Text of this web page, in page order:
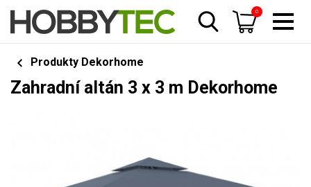
0
Produkty Dekorhome
Zahradní altán 3 x 3 m Dekorhome